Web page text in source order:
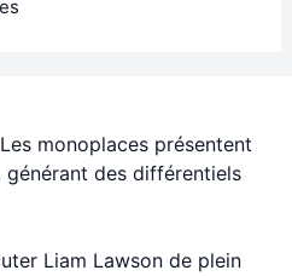
monoplaces présentent
des différentiels
Liam Lawson de plein